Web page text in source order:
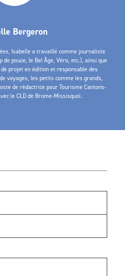
Bergeron
Isabelle a travaillé comme journaliste
pouce, le Bel Âge, Véro, etc.), ainsi que
projet en édition et responsable des
voyages, les petits comme les grands,
de rédactrice pour Tourisme Cantons-
le CLD de Brome-Missisquoi.